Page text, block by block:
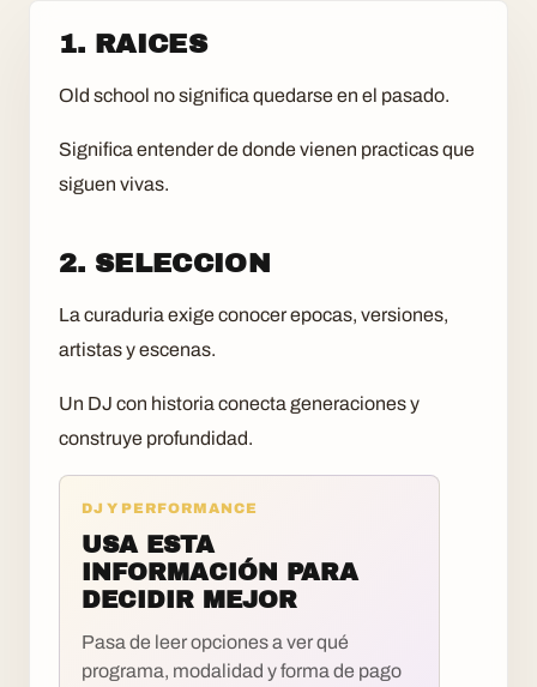
1. RAICES
Old school no significa quedarse en el pasado.
Significa entender de donde vienen practicas que
siguen vivas.
2. SELECCION
La curaduria exige conocer epocas, versiones,
artistas y escenas.
Un DJ con historia conecta generaciones y
construye profundidad.
DJ Y PERFORMANCE
USA ESTA
INFORMACIÓN PARA
DECIDIR MEJOR
Pasa de leer opciones a ver qué
programa, modalidad y forma de pago